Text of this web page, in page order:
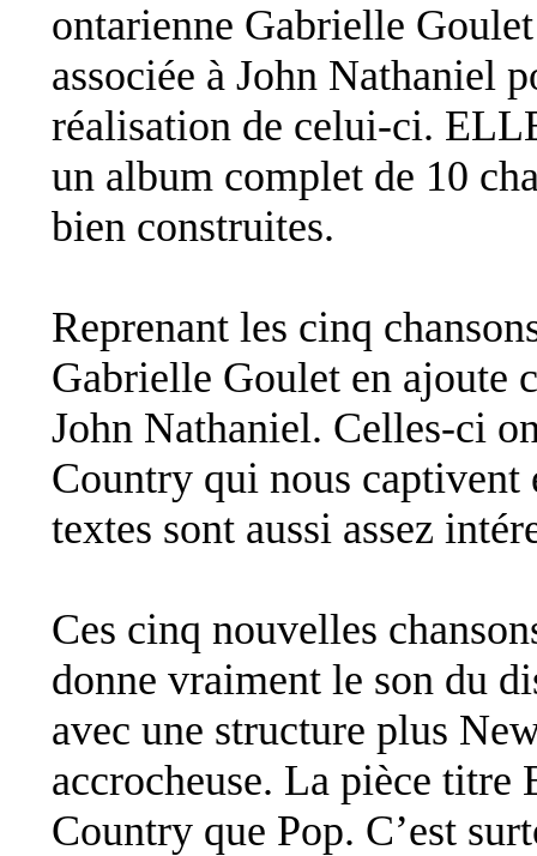
ontarienne Gabrielle Goulet
associée à John Nathaniel
réalisation de celui-ci.
un album complet de 10
bien construites.
Reprenant les cinq
Gabrielle Goulet en ajoute
John Nathaniel. Celles-ci
Country qui nous captivent
textes sont aussi assez
Ces cinq nouvelles
donne vraiment le son du
avec une structure plus
accrocheuse. La pièce
Country que Pop. C’est